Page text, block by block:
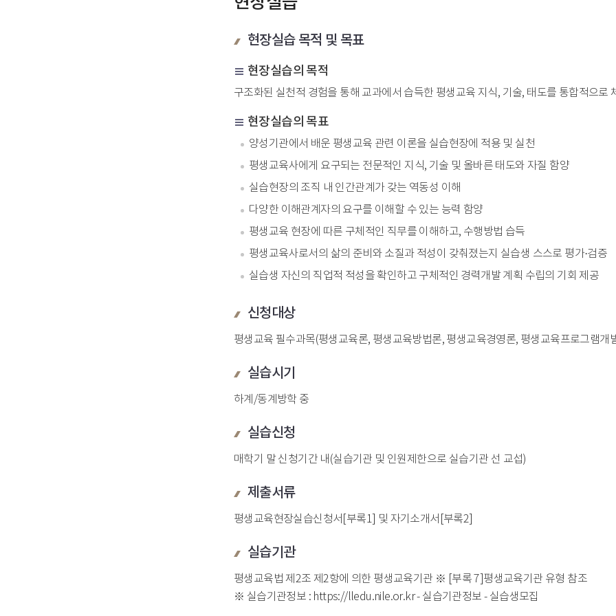
현장실습 목적 및 목표
현장실습의 목적
구조화된 실천적 경험을 통해 교과에서 습득한 평생교육 지식, 기술, 태도를 통합적으로
현장실습의 목표
양성기관에서 배운 평생교육 관련 이론을 실습현장에 적용 및 실천
평생교육사에게 요구되는 전문적인 지식, 기술 및 올바른 태도와 자질 함양
실습현장의 조직 내 인간관계가 갖는 역동성 이해
다양한 이해관계자의 요구를 이해할 수 있는 능력 함양
평생교육 현장에 따른 구체적인 직무를 이해하고, 수행방법 습득
평생교육사로서의 삶의 준비와 소질과 적성이 갖춰졌는지 실습생 스스로 평가·검증
실습생 자신의 직업적 적성을 확인하고 구체적인 경력개발 계획 수립의 기회 제공
신청대상
평생교육 필수과목(평생교육론, 평생교육방법론, 평생교육경영론, 평생교육프로그램
실습시기
하계/동계방학 중
실습신청
매학기 말 신청기간 내(실습기관 및 인원제한으로 실습기관 선 교섭)
제출서류
평생교육현장실습신청서[부록1] 및 자기소개서[부록2]
실습기관
평생교육법 제2조 제2항에 의한 평생교육기관 ※ [부록 7]평생교육기관 유형 참조
※ 실습기관정보 : https://lledu.nile.or.kr - 실습기관정보 - 실습생모집